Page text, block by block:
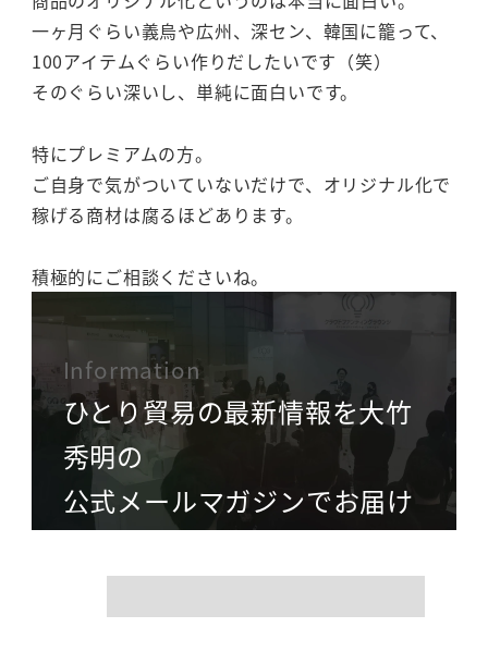
一ヶ月ぐらい義烏や広州、深セン、韓国に籠って、
100アイテムぐらい作りだしたいです（笑）
そのぐらい深いし、単純に面白いです。
特にプレミアムの方。
ご自身で気がついていないだけで、オリジナル化で
稼げる商材は腐るほどあります。
積極的にご相談くださいね。
Information
ひとり貿易の最新情報を大竹
秀明の
公式メールマガジンでお届け